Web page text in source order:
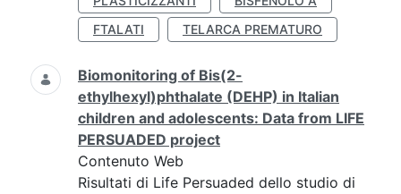
FTALATI
TELARCA PREMATURO
Biomonitoring of Bis(2-
ethylhexyl)phthalate (DEHP) in Italian
children and adolescents: Data from LIFE
PERSUADED project
Contenuto Web
Risultati di Life Persuaded dello studio di